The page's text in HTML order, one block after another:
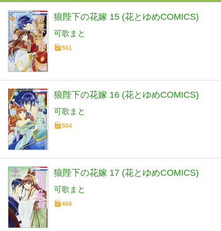
狼陛下の花嫁 15 (花とゆめCOMICS)
可歌まと
561
狼陛下の花嫁 16 (花とゆめCOMICS)
可歌まと
504
狼陛下の花嫁 17 (花とゆめCOMICS)
可歌まと
466